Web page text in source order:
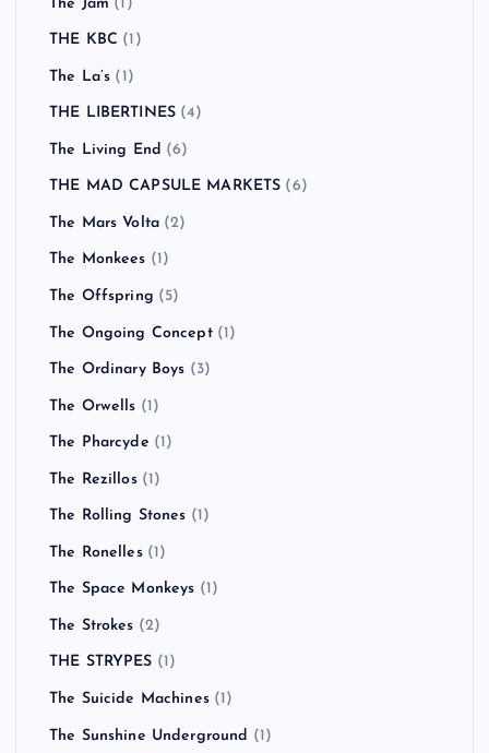
The Jam (1)
THE KBC (1)
The La’s (1)
THE LIBERTINES (4)
The Living End (6)
THE MAD CAPSULE MARKETS (6)
The Mars Volta (2)
The Monkees (1)
The Offspring (5)
The Ongoing Concept(1)
The Ordinary Boys (3)
The Orwells (1)
The Pharcyde (1)
The Rezillos(1)
The Rolling Stones (1)
The Ronelles(1)
The Space Monkeys (1)
The Strokes (2)
THE STRYPES (1)
The Suicide Machines(1)
The Sunshine Underground (1)